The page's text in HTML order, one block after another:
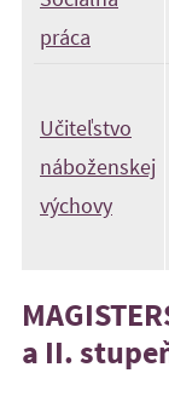
práca
Učiteľstvo
náboženskej
výchovy
a II.